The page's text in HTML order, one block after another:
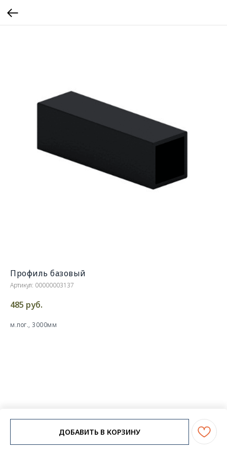
Профиль базовый
Артикул: 00000003137
485 руб.
ДОБАВИТЬ В КОРЗИНУ
м.пог., 3000мм